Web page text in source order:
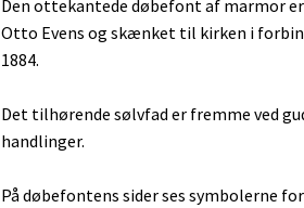
Den ottekantede døbefont af marmor
Otto Evens og skænket til kirken i
1884.
Det tilhørende sølvfad er fremme ved
handlinger.
På døbefontens sider ses symbolerne